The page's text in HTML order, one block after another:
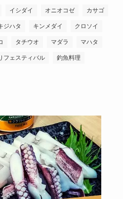
イシダイ オニオコゼ カサゴ
ジハタ キンメダイ クロソイ
タチウオ マダラ マハタ
フェスティバル 釣魚料理